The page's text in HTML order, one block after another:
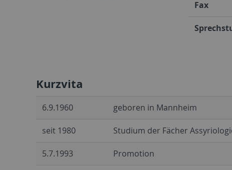
Fax
Kurzvita
6.9.1960 geboren in Mannheim
seit 1980 Studium der Fächer
5.7.1993 Promotion